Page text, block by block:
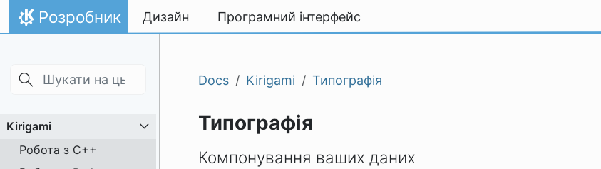
Skip to main content
Перейти до вмісту
Домівка
Розробник Дизайн Програмний інтерфейс
Kirigami
Робота з C++
Docs Kirigami Типографія
Типографія
Компонування ваших даних